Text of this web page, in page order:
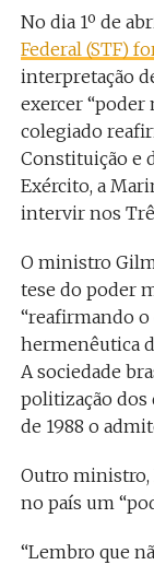
No dia 1º de
Federal (STF)
interpretação
exercer “poder
colegiado
Constituição e
Exército, a
intervir nos
O ministro
tese do poder
“reafirmando o
hermenêutica
A sociedade
politização dos
de 1988 o
Outro ministro,
no país um
“Lembro que